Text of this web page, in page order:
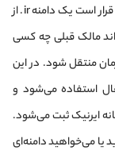
نیک هندل نقش شناسنامه مالک دامنه را دارد. وقتی قرار است یک دامنه ir. از
مالک قبلی چه کسی
منتقل شود. در این
استفاده می‌شود و
ایرنیک ثبت می‌شود.
یا می‌خواهید دامنه‌ای